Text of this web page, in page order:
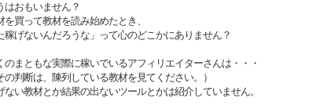
おもいません？
買って教材を読み始めたとき、
稼げないんだろうな」って心のどこかにありません？
まともな実際に稼いでいるアフィリエイターさんは・・・
判断は、陳列している教材を見てください。）
い教材とか結果の出ないツールとかは紹介していません。